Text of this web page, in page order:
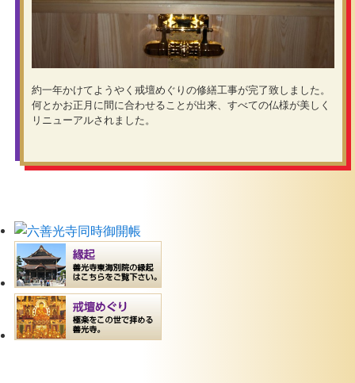
約一年かけてようやく戒壇めぐりの修繕工事が完了致しました。
何とかお正月に間に合わせることが出来、すべての仏様が美しく
リニューアルされました。